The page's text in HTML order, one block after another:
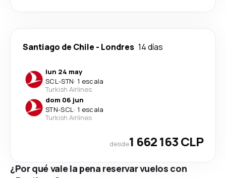
Santiago de Chile - Londres 14 días
lun 24 may
SCL-STN· 1 escala
Turkish Airlines
dom 06 jun
STN-SCL· 1 escala
Turkish Airlines
desde1 662 163 CLP
¿Por qué vale la pena reservar vuelos con